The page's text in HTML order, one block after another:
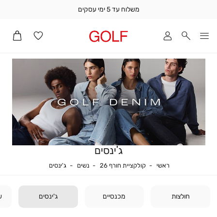
משלוח עד 5 ימי עסקים
ג'ינסים
ראשי ראשיקולקציית חורף 26 קולקציית חורף 26
נשים נשיםג'ינסים
חולצות מכנסיים ג'ינסים